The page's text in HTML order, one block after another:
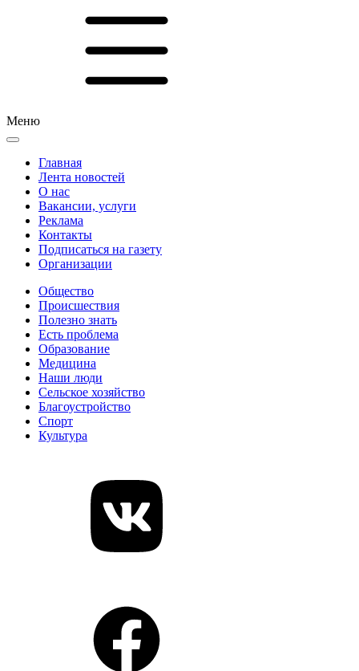
Меню
Главная
Лента новостей
О нас
Вакансии, услуги
Реклама
Контакты
Подписаться на газету
Организации
Общество
Происшествия
Полезно знать
Есть проблема
Образование
Медицина
Наши люди
Сельское хозяйство
Благоустройство
Спорт
Культура